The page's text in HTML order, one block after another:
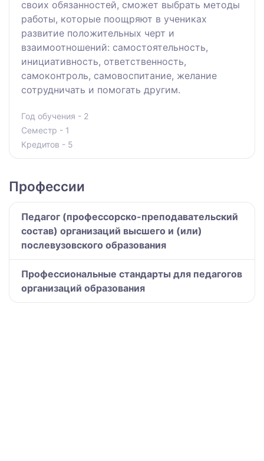
своих обязанностей, сможет выбрать методы
работы, которые поощряют в учениках
развитие положительных черт и
взаимоотношений: самостоятельность,
инициативность, ответственность,
самоконтроль, самовоспитание, желание
сотрудничать и помогать другим.
Год обучения - 2
Семестр - 1
Кредитов - 5
Профессии
Педагог (профессорско-преподавательский
состав) организаций высшего и (или)
послевузовского образования
Профессиональные стандарты для педагогов
организаций образования